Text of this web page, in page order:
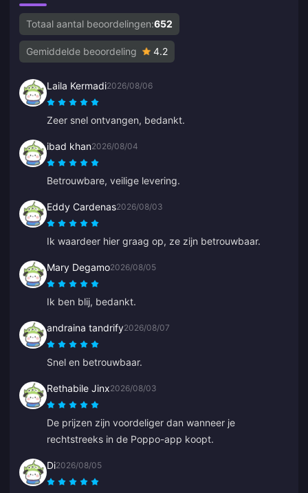
Totaal aantal beoordelingen:652
Gemiddelde beoordeling 4.2
Laila Kermadi2026/08/06
Zeer snel ontvangen, bedankt.
ibad khan2026/08/04
Betrouwbare, veilige levering.
Eddy Cardenas2026/08/03
Ik waardeer hier graag op, ze zijn betrouwbaar.
Mary Degamo2026/08/05
Ik ben blij, bedankt.
andraina tandrify2026/08/07
Snel en betrouwbaar.
Rethabile Jinx2026/08/03
De prijzen zijn voordeliger dan wanneer je
rechtstreeks in de Poppo-app koopt.
Di2026/08/05